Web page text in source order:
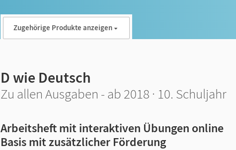
Zugehörige Produkte anzeigen
D wie Deutsch
Zu allen Ausgaben - ab 2018 · 10. Schuljahr
Arbeitsheft mit interaktiven Übungen online
Basis mit zusätzlicher Förderung